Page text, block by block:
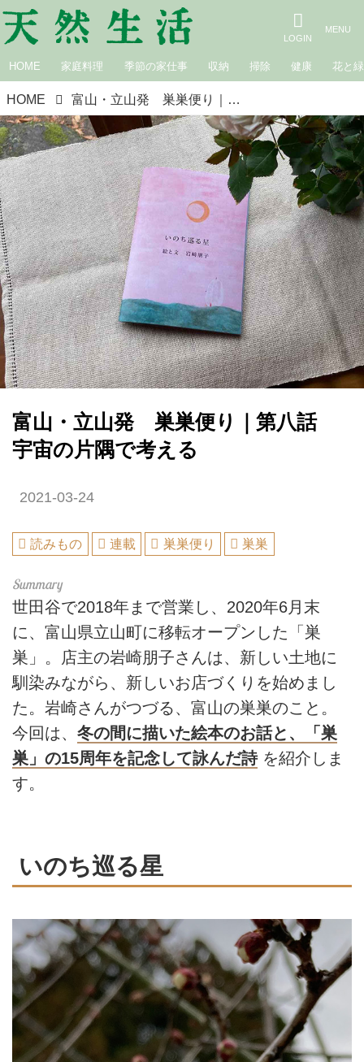
HOME 家庭料理 季節の家仕事 収納 掃除 健康 花と緑
HOME 富山・立山発 巣巣便り｜第八話 宇宙の片隅で考える
富山・立山発 巣巣便り｜第八話
宇宙の片隅で考える
2021-03-24
読みもの 連載 巣巣便り 巣巣
世田谷で2018年まで営業し、2020年6月末
に、富山県立山町に移転オープンした「巣
巣」。店主の岩崎朋子さんは、新しい土地に
馴染みながら、新しいお店づくりを始めまし
た。岩崎さんがつづる、富山の巣巣のこと。
今回は、 冬の間に描いた絵本のお話と、「巣
巣」の15周年を記念して詠んだ詩を紹介しま
す。
いのち巡る星